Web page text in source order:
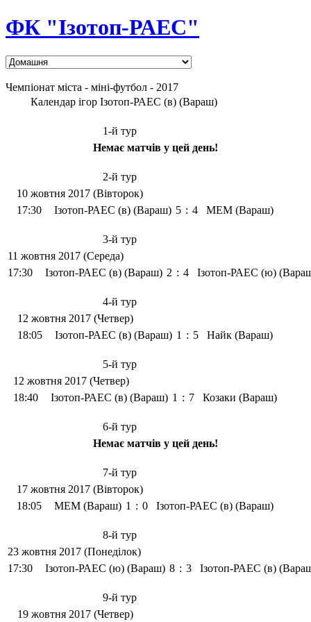
ФК "Ізотоп-РАЕС"
Чемпіонат міста - міні-футбол - 2017
Календар ігор Ізотоп-РАЕС (в) (Вараш)
1-й тур
Немає матчів у цей день!
2-й тур
10 жовтня 2017 (Вівторок)
17:30
Ізотоп-РАЕС (в) (Вараш) 5 : 4 МЕМ (Вараш)
3-й тур
11 жовтня 2017 (Середа)
17:30
Ізотоп-РАЕС (в) (Вараш) 2 : 4 Ізотоп-РАЕС (ю)
4-й тур
12 жовтня 2017 (Четвер)
18:05
Ізотоп-РАЕС (в) (Вараш) 1 : 5 Найк (Вараш)
5-й тур
12 жовтня 2017 (Четвер)
18:40
Ізотоп-РАЕС (в) (Вараш) 1 : 7 Козаки (Вараш)
6-й тур
Немає матчів у цей день!
7-й тур
17 жовтня 2017 (Вівторок)
18:05
МЕМ (Вараш) 1 : 0 Ізотоп-РАЕС (в) (Вараш)
8-й тур
23 жовтня 2017 (Понеділок)
17:30
Ізотоп-РАЕС (ю) (Вараш) 8 : 3 Ізотоп-РАЕС (в)
9-й тур
19 жовтня 2017 (Четвер)